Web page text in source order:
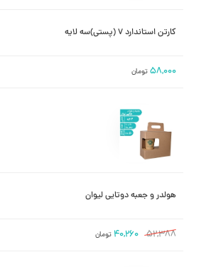
کارتن استاندارد ۷ (پستی)سه لایه
۵۸,۰۰۰تومان
هولدر و جعبه دوتایی لیوان
۵۲,۳۸۸ ۴۰,۲۶۰ تومان